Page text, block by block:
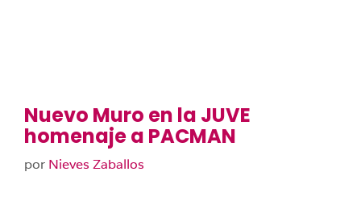
Nuevo Muro en la JUVE
homenaje a PACMAN
por Nieves Zaballos